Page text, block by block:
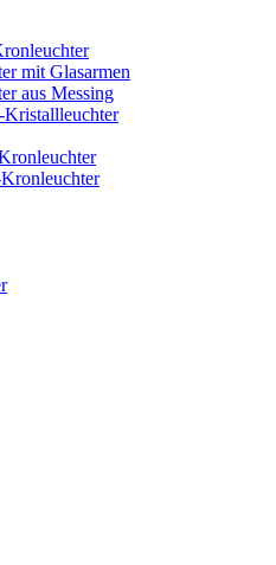
mit Glasarmen
aus Messing